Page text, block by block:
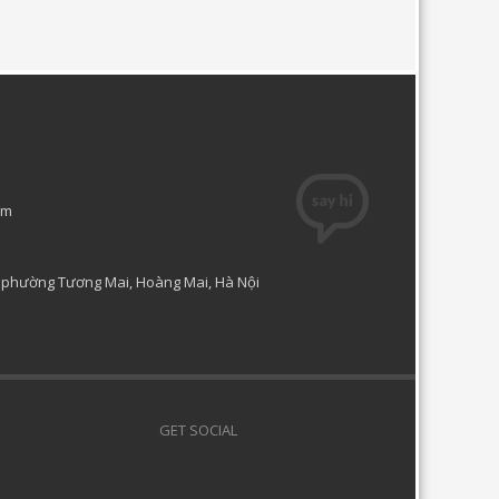
Tương Mai, Hoàng Mai, Hà Nội
GET SOCIAL